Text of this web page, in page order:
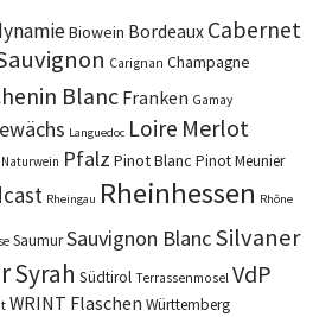
Biowein Bordeaux Cabernet
Carignan Champagne
BlancFranken Gamay
Languedoc Loire Merlot
Naturwein Pfalz Pinot Blanc Pinot Meunier
Rheingau Rheinhessen Rhône
SaumurSauvignon BlancSilvaner
Syrah Südtirol Terrassenmosel VdP
WRINT Flaschen Württemberg